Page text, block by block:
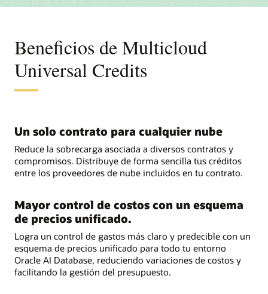
Beneficios de Multicloud
Universal Credits
Un solo contrato para cualquier nube
Reduce la sobrecarga asociada a diversos contratos y
compromisos. Distribuye de forma sencilla tus créditos
entre los proveedores de nube incluidos en tu contrato.
Mayor control de costos con un esquema
de precios unificado.
Logra un control de gastos más claro y predecible con un
esquema de precios unificado para todo tu entorno
Oracle AI Database, reduciendo variaciones de costos y
facilitando la gestión del presupuesto.